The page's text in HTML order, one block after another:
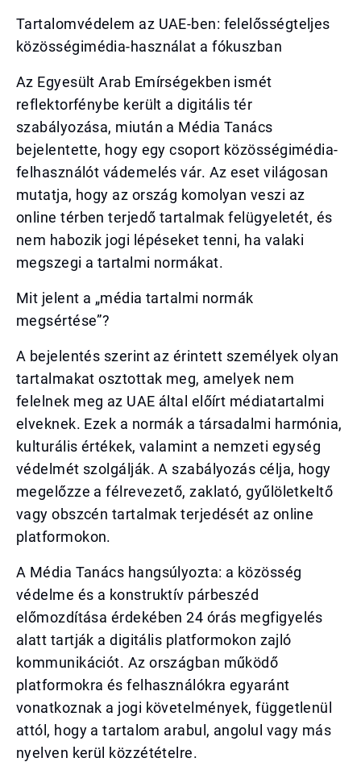
Tartalomvédelem az UAE-ben: felelősségteljes
közösségimédia-használat a fókuszban
Az Egyesült Arab Emírségekben ismét
reflektorfénybe került a digitális tér
szabályozása, miután a Média Tanács
bejelentette, hogy egy csoport közösségimédia-
felhasználót vádemelés vár. Az eset világosan
mutatja, hogy az ország komolyan veszi az
online térben terjedő tartalmak felügyeletét, és
nem habozik jogi lépéseket tenni, ha valaki
megszegi a tartalmi normákat.
Mit jelent a „média tartalmi normák
megsértése”?
A bejelentés szerint az érintett személyek olyan
tartalmakat osztottak meg, amelyek nem
felelnek meg az UAE által előírt médiatartalmi
elveknek. Ezek a normák a társadalmi harmónia,
kulturális értékek, valamint a nemzeti egység
védelmét szolgálják. A szabályozás célja, hogy
megelőzze a félrevezető, zaklató, gyűlöletkeltő
vagy obszcén tartalmak terjedését az online
platformokon.
A Média Tanács hangsúlyozta: a közösség
védelme és a konstruktív párbeszéd
előmozdítása érdekében 24 órás megfigyelés
alatt tartják a digitális platformokon zajló
kommunikációt. Az országban működő
platformokra és felhasználókra egyaránt
vonatkoznak a jogi követelmények, függetlenül
attól, hogy a tartalom arabul, angolul vagy más
nyelven kerül közzétételre.